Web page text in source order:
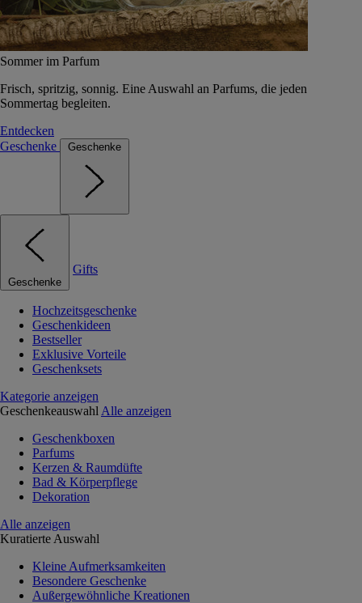
Sommer im Parfum
Frisch, spritzig, sonnig. Eine Auswahl an Parfums, die jeden
Sommertag begleiten.
Entdecken
Geschenke
Geschenke
Geschenke
Gifts
Hochzeitsgeschenke
Geschenkideen
Bestseller
Exklusive Vorteile
Geschenksets
Kategorie anzeigen
Geschenkeauswahl Alle anzeigen
Geschenkboxen
Parfums
Kerzen & Raumdüfte
Bad & Körperpflege
Dekoration
Alle anzeigen
Kuratierte Auswahl
Kleine Aufmerksamkeiten
Besondere Geschenke
Außergewöhnliche Kreationen